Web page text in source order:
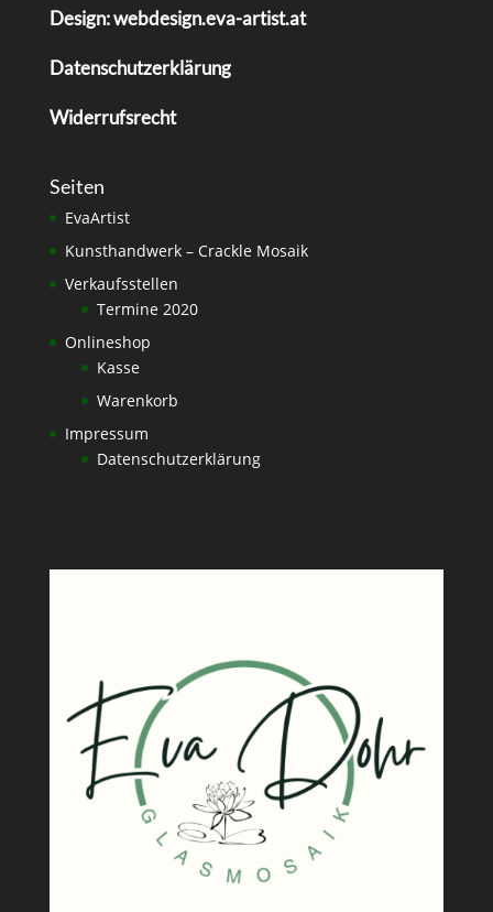
Design: webdesign.eva-artist.at
Datenschutzerklärung
Widerrufsrecht
Seiten
EvaArtist
Kunsthandwerk – Crackle Mosaik
Verkaufsstellen
Termine 2020
Onlineshop
Kasse
Warenkorb
Impressum
Datenschutzerklärung